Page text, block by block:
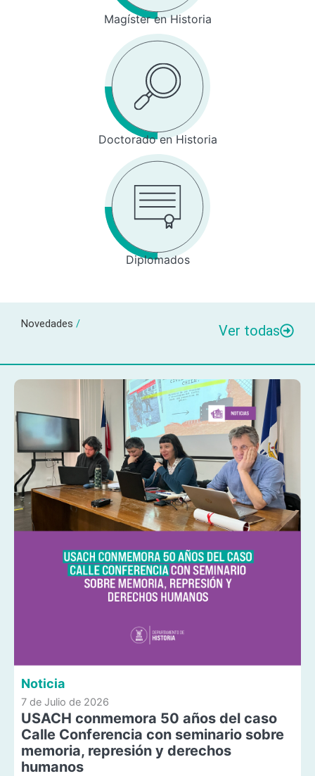
Magíster en Historia
Doctorado en Historia
Diplomados
Novedades / Ver todas
Noticia
7 de Julio de 2026
USACH conmemora 50 años del caso
Calle Conferencia con seminario sobre
memoria, represión y derechos
humanos